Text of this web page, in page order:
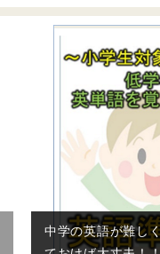
中学の英語が難し